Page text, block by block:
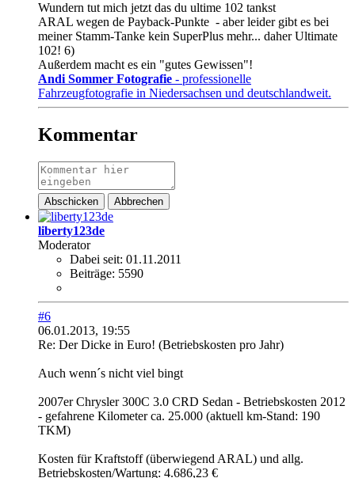
Wundern tut mich jetzt das du ultime 102 tankst
ARAL wegen de Payback-Punkte - aber leider gibt es bei
meiner Stamm-Tanke kein SuperPlus mehr... daher Ultimate
102! 6)
Außerdem macht es ein "gutes Gewissen"!
Andi Sommer Fotografie - professionelle
Fahrzeugfotografie in Niedersachsen und deutschlandweit.
Kommentar
Abschicken Abbrechen
liberty123de
Moderator
Dabei seit: 01.11.2011
Beiträge: 5590
#6
06.01.2013, 19:55
Re: Der Dicke in Euro! (Betriebskosten pro Jahr)
Auch wenn´s nicht viel bingt
2007er Chrysler 300C 3.0 CRD Sedan - Betriebskosten 2012
- gefahrene Kilometer ca. 25.000 (aktuell km-Stand: 190
TKM)
Kosten für Kraftstoff (überwiegend ARAL) und allg.
Betriebskosten/Wartung: 4.686,23 €